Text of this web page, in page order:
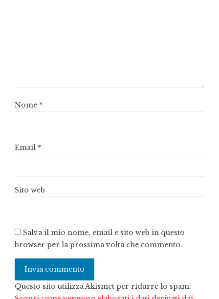
Nome *
Email *
Sito web
Salva il mio nome, email e sito web in questo
browser per la prossima volta che commento.
Questo sito utilizza Akismet per ridurre lo spam.